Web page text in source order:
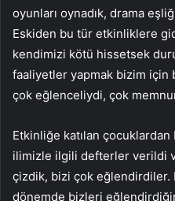
oyunları oynadık, drama
Eskiden bu tür etkinliklere
kendimizi kötü hissetsek
faaliyetler yapmak bizim için
çok eğlenceliydi, çok
Etkinliğe katılan çocuklardan
ilimizle ilgili defterler verildi
çizdik, bizi çok eğlendirdiler.
dönemde bizleri